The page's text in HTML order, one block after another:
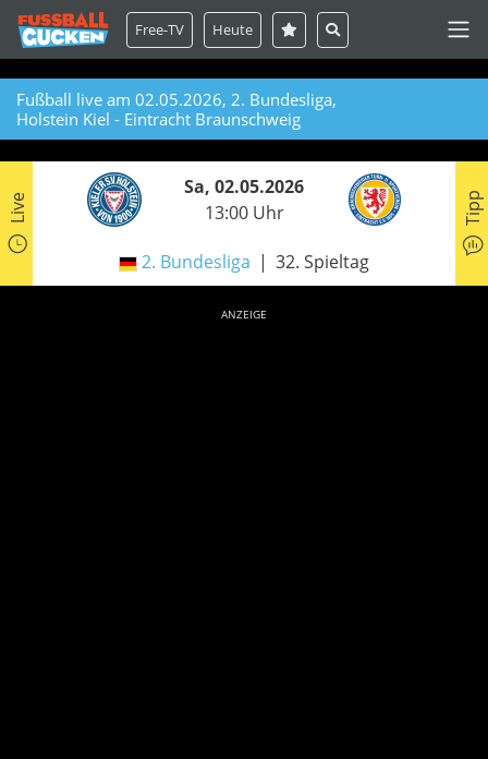
Free-TV Heute
Fußball live am 02.05.2026, 2. Bundesliga,
Holstein Kiel - Eintracht Braunschweig
Live
Sa, 02.05.2026
13:00 Uhr
2. Bundesliga 32. Spieltag
Tipp
ANZEIGE